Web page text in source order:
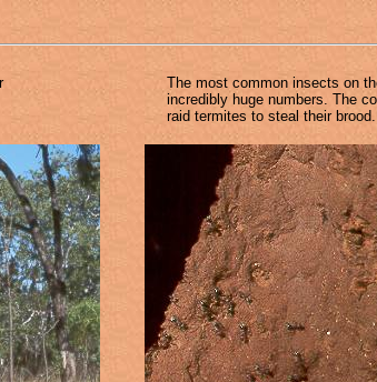
The most common insects on
incredibly huge numbers. The
raid termites to steal their brood.